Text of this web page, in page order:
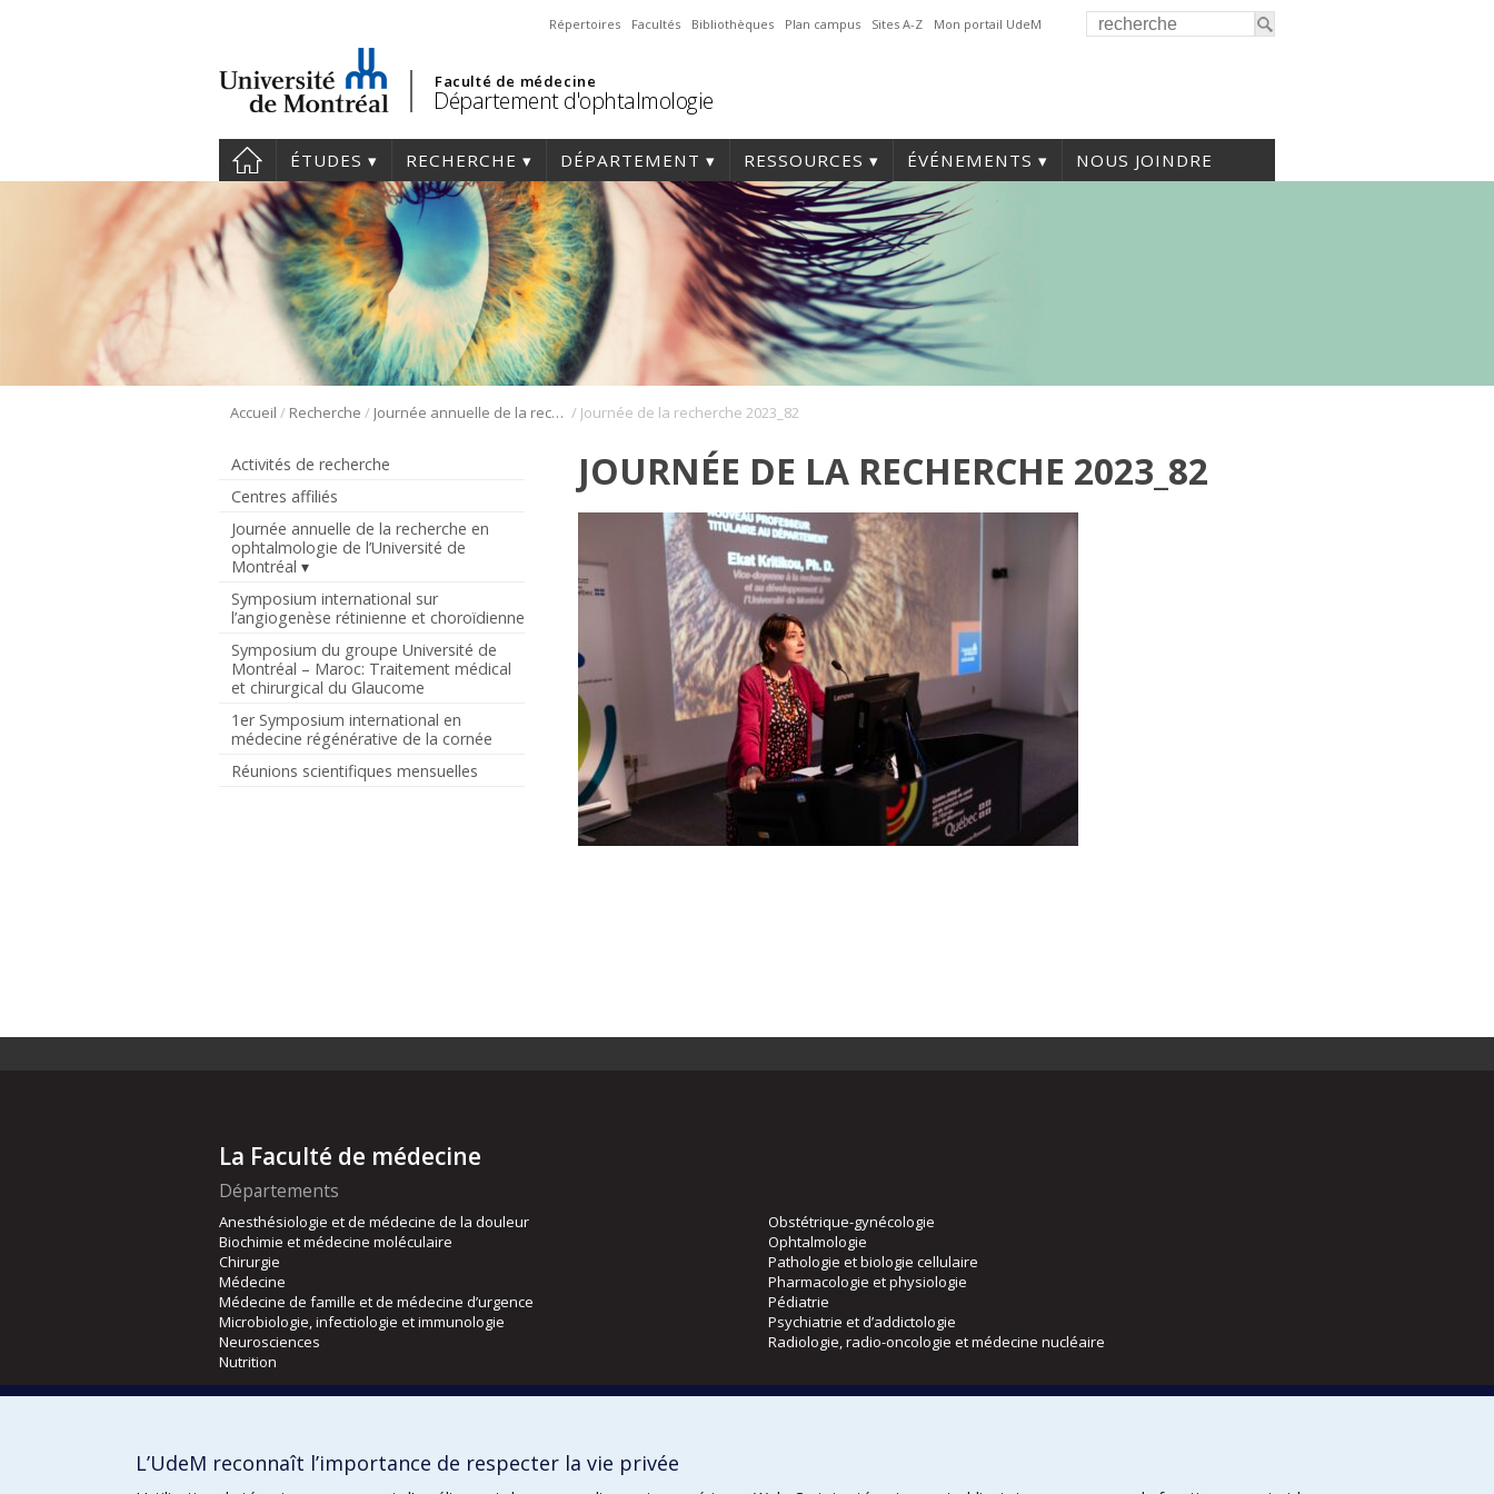
Répertoires Facultés Bibliothèques Plan campus Sites A-Z Mon portail UdeM
Faculté de médecine
Département d'ophtalmologie
ÉTUDES RECHERCHE DÉPARTEMENT RESSOURCES ÉVÉNEMENTS NOUS JOINDRE
Accueil / Recherche / Journée annuelle de la recherche en ophtalmologie de l’Université de Montréal / Journée de la recherche 2023_82
Activités de recherche
Centres affiliés
Journée annuelle de la recherche en
ophtalmologie de l’Université de
Montréal
Symposium international sur
l’angiogenèse rétinienne et choroïdienne
Symposium du groupe Université de
Montréal – Maroc: Traitement médical
et chirurgical du Glaucome
1er Symposium international en
médecine régénérative de la cornée
Réunions scientifiques mensuelles
JOURNÉE DE LA RECHERCHE 2023_82
La Faculté de médecine
Départements
Anesthésiologie et de médecine de la douleur
Biochimie et médecine moléculaire
Chirurgie
Médecine
Médecine de famille et de médecine d’urgence
Microbiologie, infectiologie et immunologie
Neurosciences
Nutrition
Obstétrique-gynécologie
Ophtalmologie
Pathologie et biologie cellulaire
Pharmacologie et physiologie
Pédiatrie
Psychiatrie et d’addictologie
Radiologie, radio-oncologie et médecine nucléaire
Orthophonie et audiologie
L’UdeM reconnaît l’importance de respecter la vie privée